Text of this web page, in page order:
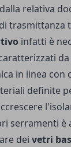
relativa
trasmittanza
infatti è
in linea con
definite
serramenti è
dei vetri